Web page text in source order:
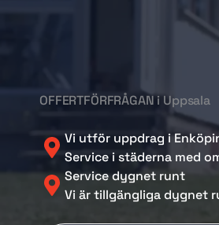
OFFERTFÖRFRÅGAN i Uppsala
Vi utför uppdrag i
Service i städerna med
Service dygnet runt
Vi är tillgängliga dygnet